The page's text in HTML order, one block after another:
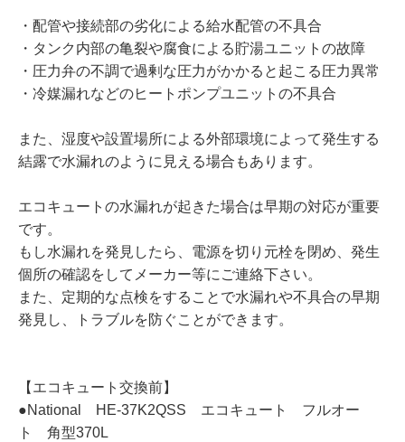
・配管や接続部の劣化による給水配管の不具合
・タンク内部の亀裂や腐食による貯湯ユニットの故障
・圧力弁の不調で過剰な圧力がかかると起こる圧力異常
・冷媒漏れなどのヒートポンプユニットの不具合
また、湿度や設置場所による外部環境によって発生する
結露で水漏れのように見える場合もあります。
エコキュートの水漏れが起きた場合は早期の対応が重要
です。
もし水漏れを発見したら、電源を切り元栓を閉め、発生
個所の確認をしてメーカー等にご連絡下さい。
また、定期的な点検をすることで水漏れや不具合の早期
発見し、トラブルを防ぐことができます。
【エコキュート交換前】
●National HE-37K2QSS エコキュート フルオー
ト 角型370L